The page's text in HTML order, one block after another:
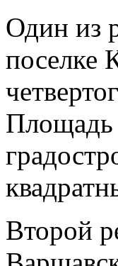
Один из
поселке
Площадь
Второй